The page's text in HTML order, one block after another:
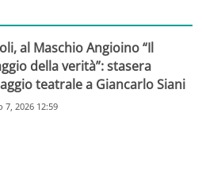
al Maschio Angioino “Il
della verità”: stasera
teatrale a Giancarlo Siani
7, 2026 12:59